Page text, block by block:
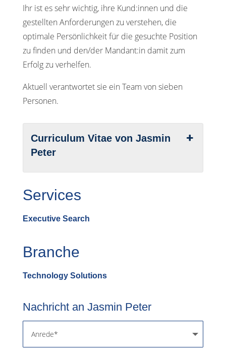
Ihr ist es sehr wichtig, ihre Kund:innen und die
gestellten Anforderungen zu verstehen, die
optimale Persönlichkeit für die gesuchte Position
zu finden und den/der Mandant:in damit zum
Erfolg zu verhelfen.
Aktuell verantwortet sie ein Team von sieben
Personen.
Curriculum Vitae von Jasmin
Peter
Services
Executive Search
Branche
Technology Solutions
Nachricht an Jasmin Peter